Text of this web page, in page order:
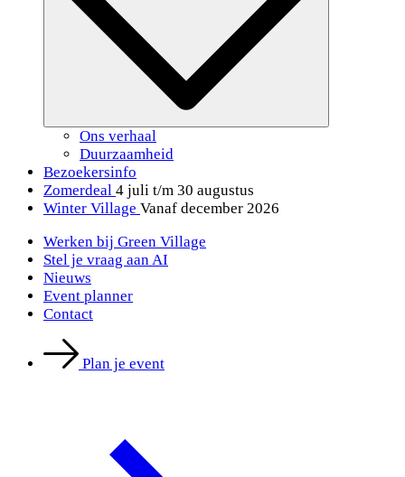
Ons verhaal
Duurzaamheid
Bezoekersinfo
Zomerdeal 4 juli t/m 30 augustus
Winter Village Vanaf december 2026
Werken bij Green Village
Stel je vraag aan AI
Nieuws
Event planner
Contact
Plan je event